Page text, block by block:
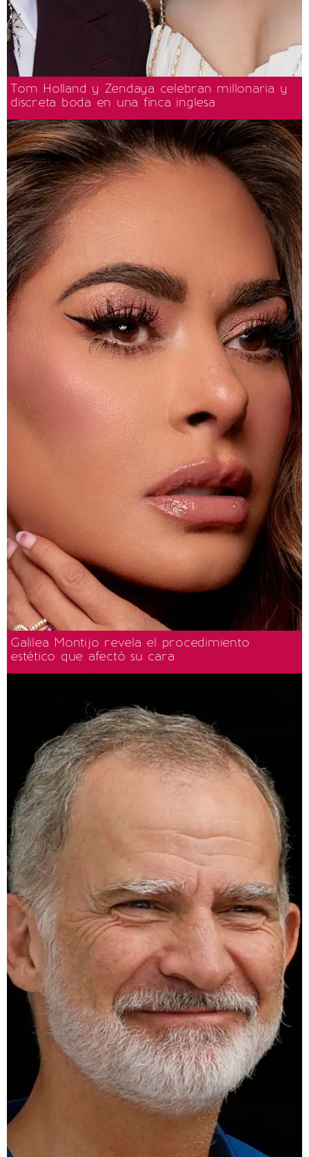
Tom Holland y Zendaya celebran millonaria y
discreta boda en una finca inglesa
Galilea Montijo revela el procedimiento
estético que afectó su cara